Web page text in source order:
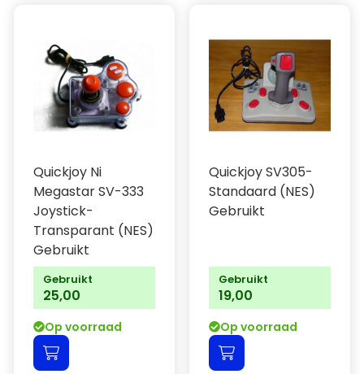
Quickjoy Ni
Megastar SV-333
Joystick-
Transparant (NES)
Gebruikt
Gebruikt
25,00
Op voorraad
Quickjoy SV305-
Standaard (NES)
Gebruikt
Gebruikt
19,00
Op voorraad